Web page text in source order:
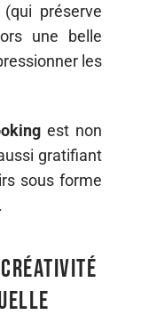
préserve
une belle
les
est non
gratifiant
sous forme